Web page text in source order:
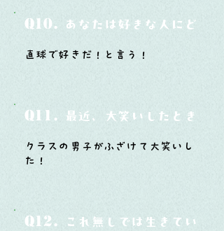
Q10. あなたは好きな人にどう
直球で好きだ！と言う！
Q11. 最近、大笑いしたときはど
クラスの男子がふざけて大笑いし
た！
Q12. これ無しでは生きていけ